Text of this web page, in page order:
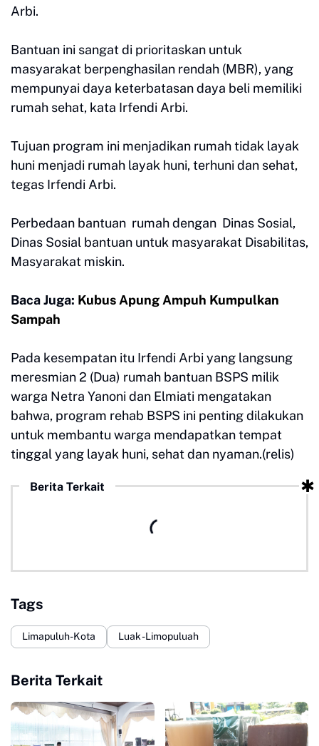
Arbi.
Bantuan ini sangat di prioritaskan untuk
masyarakat berpenghasilan rendah (MBR), yang
mempunyai daya keterbatasan daya beli memiliki
rumah sehat, kata Irfendi Arbi.
Tujuan program ini menjadikan rumah tidak layak
huni menjadi rumah layak huni, terhuni dan sehat,
tegas Irfendi Arbi.
Perbedaan bantuan rumah dengan Dinas Sosial,
Dinas Sosial bantuan untuk masyarakat Disabilitas,
Masyarakat miskin.
Baca Juga: Kubus Apung Ampuh Kumpulkan
Sampah
Pada kesempatan itu Irfendi Arbi yang langsung
meresmian 2 (Dua) rumah bantuan BSPS milik
warga Netra Yanoni dan Elmiati mengatakan
bahwa, program rehab BSPS ini penting dilakukan
untuk membantu warga mendapatkan tempat
tinggal yang layak huni, sehat dan nyaman.(relis)
Berita Terkait
Tags
Limapuluh-Kota Luak -Limopuluah
Berita Terkait